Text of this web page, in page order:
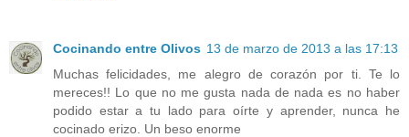
Cocinando entre Olivos 13 de marzo de 2013 a las 17:13
Muchas felicidades, me alegro de corazón por ti. Te lo
mereces!! Lo que no me gusta nada de nada es no haber
podido estar a tu lado para oírte y aprender, nunca he
cocinado erizo. Un beso enorme